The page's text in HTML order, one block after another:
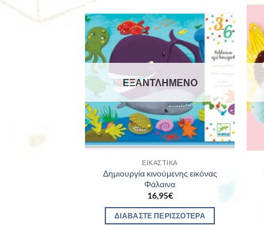
ΕΞΑΝΤΛΗΜΈΝΟ
ΕΙΚΑΣΤΙΚΆ
Δημιουργία κινούμενης εικόνας
Φάλαινα
16,95€
ΔΙΑΒΆΣΤΕ ΠΕΡΙΣΣΌΤΕΡΑ